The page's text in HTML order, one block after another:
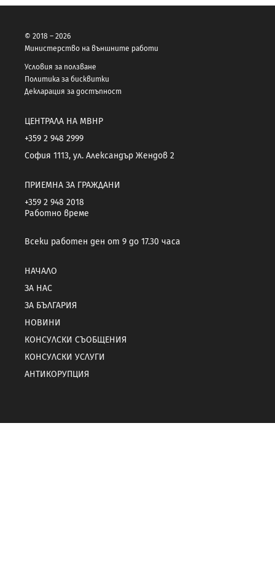
© 2018 – 2026
Министерство на външните работи
Условия за ползване
Политика за бисквитки
Декларация за достъпност
ЦЕНТРАЛА НА МВНР
+359 2 948 2999
София 1113, ул. Александър Жендов 2
ПРИЕМНА ЗА ГРАЖДАНИ
+359 2 948 2018
Работно време
Всеки работен ден от 9 до 17.30 часа
НАЧАЛО
ЗА НАС
ЗА БЪЛГАРИЯ
НОВИНИ
КОНСУЛСКИ СЪОБЩЕНИЯ
КОНСУЛСКИ УСЛУГИ
АНТИКОРУПЦИЯ